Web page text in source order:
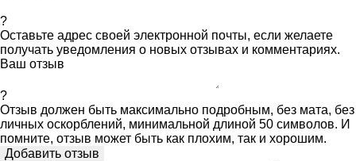
?
Оставьте адрес своей электронной почты, если желаете
получать уведомления о новых отзывах и комментариях.
Ваш отзыв
?
Отзыв должен быть максимально подробным, без мата, без
личных оскорблений, минимальной длиной 50 символов. И
помните, отзыв может быть как плохим, так и хорошим.